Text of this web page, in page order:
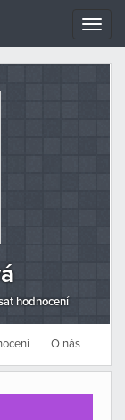
Toggle
hodnocení
O nás